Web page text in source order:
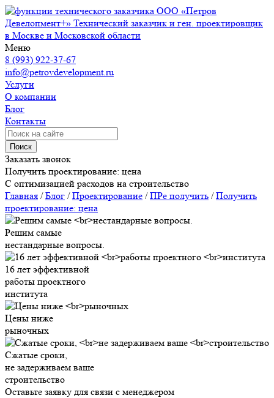
ООО «Петров
Девелопмент+» Технический заказчик и ген. проектировщик
в Москве и Московской области
Меню
8 (993) 922-37-67
info@petrovdevelopment.ru
Услуги
О компании
Блог
Контакты
Поиск
Заказать звонок
Получить проектирование: цена
С оптимизацией расходов на строительство
Главная /Блог /Проектирование /ПРе получить /Получить
проектирование: цена
Решим самые
нестандарные вопросы.
16 лет эффективной
работы проектного
института
Цены ниже
рыночных
Сжатые сроки,
не задерживаем ваше
строительство
Оставьте заявку для связи с менеджером